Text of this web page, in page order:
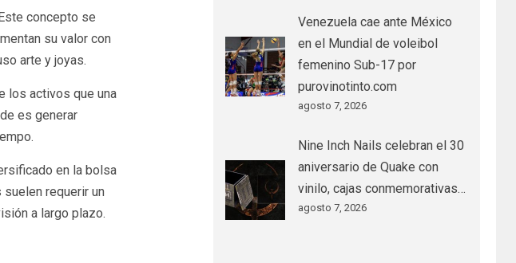
concepto se
su valor con
arte y joyas.
los activos que una
es generar
en la bolsa
requerir un
a largo plazo.
Venezuela cae ante México
en el Mundial de voleibol
femenino Sub-17 por
purovinotinto.com
agosto 7, 2026
Nine Inch Nails celebran el 30
aniversario de Quake con
vinilo, cajas conmemorativas…
agosto 7, 2026